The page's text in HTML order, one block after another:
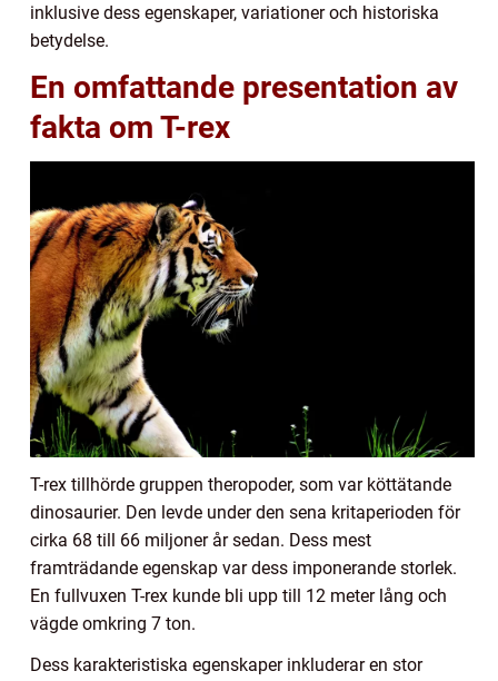
inklusive dess egenskaper, variationer och historiska
betydelse.
En omfattande presentation av
fakta om T-rex
T-rex tillhörde gruppen theropoder, som var köttätande
dinosaurier. Den levde under den sena kritaperioden för
cirka 68 till 66 miljoner år sedan. Dess mest
framträdande egenskap var dess imponerande storlek.
En fullvuxen T-rex kunde bli upp till 12 meter lång och
vägde omkring 7 ton.
Dess karakteristiska egenskaper inkluderar en stor